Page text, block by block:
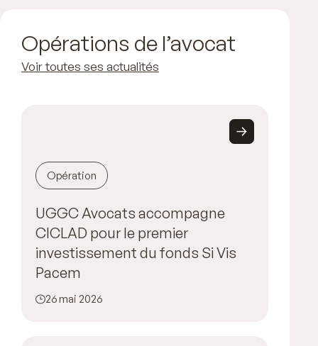
Opérations de l’avocat
Voir toutes ses actualités
Opération
UGGC Avocats accompagne
CICLAD pour le premier
investissement du fonds Si Vis
Pacem
26 mai 2026